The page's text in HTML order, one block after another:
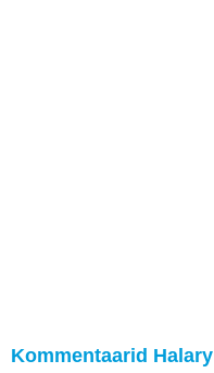
Kommentaarid Halary